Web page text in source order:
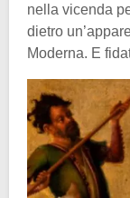
nella vicenda
dietro
Moderna. E